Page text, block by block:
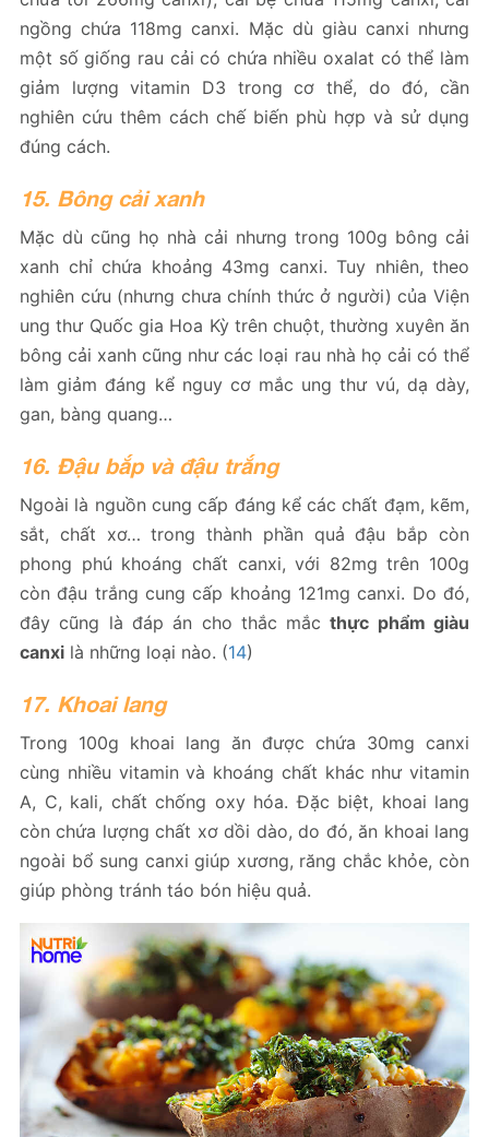
ngồng chứa 118mg canxi. Mặc dù giàu canxi nhưng
một số giống rau cải có chứa nhiều oxalat có thể làm
giảm lượng vitamin D3 trong cơ thể, do đó, cần
nghiên cứu thêm cách chế biến phù hợp và sử dụng
đúng cách.
15. Bông cải xanh
Mặc dù cũng họ nhà cải nhưng trong 100g bông cải
xanh chỉ chứa khoảng 43mg canxi. Tuy nhiên, theo
nghiên cứu (nhưng chưa chính thức ở người) của Viện
ung thư Quốc gia Hoa Kỳ trên chuột, thường xuyên ăn
bông cải xanh cũng như các loại rau nhà họ cải có thể
làm giảm đáng kể nguy cơ mắc ung thư vú, dạ dày,
gan, bàng quang…
16. Đậu bắp và đậu trắng
Ngoài là nguồn cung cấp đáng kể các chất đạm, kẽm,
sắt, chất xơ… trong thành phần quả đậu bắp còn
phong phú khoáng chất canxi, với 82mg trên 100g
còn đậu trắng cung cấp khoảng 121mg canxi. Do đó,
đây cũng là đáp án cho thắc mắcthực phẩm giàu
canxi là những loại nào. (14)
17. Khoai lang
Trong 100g khoai lang ăn được chứa 30mg canxi
cùng nhiều vitamin và khoáng chất khác như vitamin
A, C, kali, chất chống oxy hóa. Đặc biệt, khoai lang
còn chứa lượng chất xơ dồi dào, do đó, ăn khoai lang
ngoài bổ sung canxi giúp xương, răng chắc khỏe, còn
giúp phòng tránh táo bón hiệu quả.